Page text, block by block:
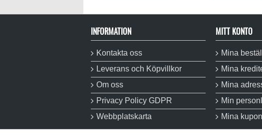
INFORMATION
Kontakta oss
Leverans och Köpvillkor
Om oss
Privacy Policy GDPR
Webbplatskarta
MITT KONTO
Mina
Mina
Mina
Min
Mina